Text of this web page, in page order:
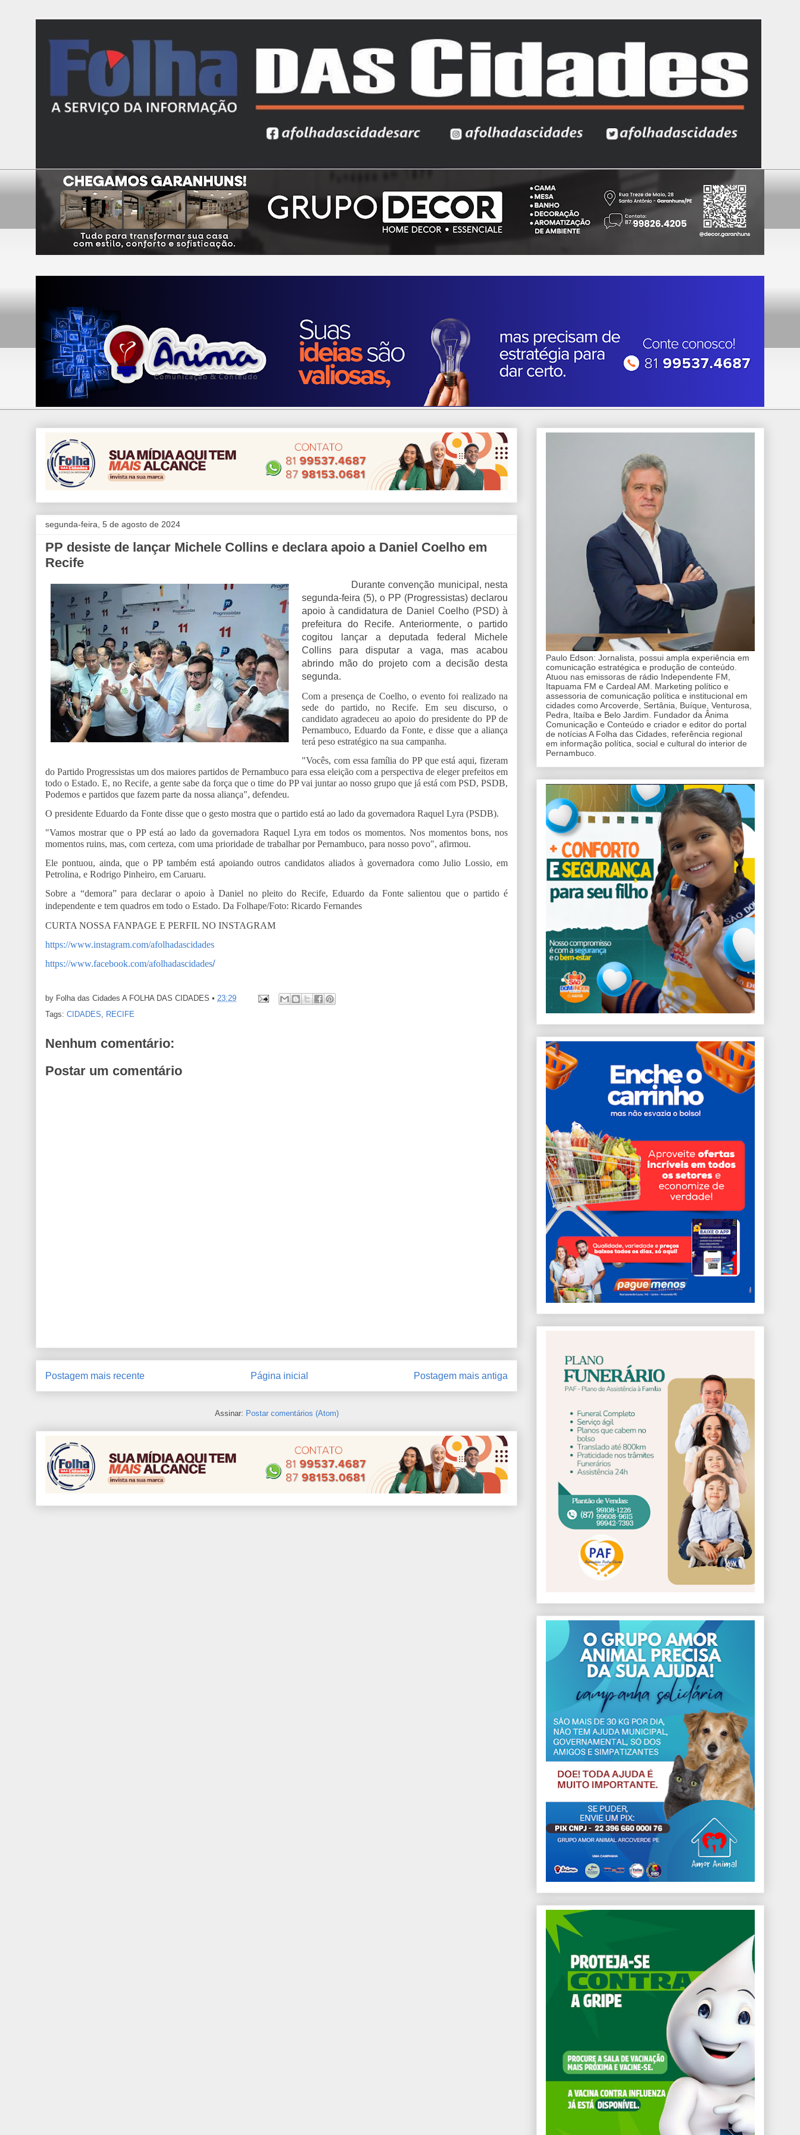
segunda-feira, 5 de agosto de 2024
PP desiste de lançar Michele Collins e declara apoio a Daniel Coelho em
Recife
Durante convenção municipal, nesta
segunda-feira (5), o PP (Progressistas) declarou
apoio à candidatura de Daniel Coelho (PSD) à
prefeitura do Recife. Anteriormente, o partido
cogitou lançar a deputada federal Michele
Collins para disputar a vaga, mas acabou
abrindo mão do projeto com a decisão desta
segunda.
Com a presença de Coelho, o evento foi realizado na
sede do partido, no Recife. Em seu discurso, o
candidato agradeceu ao apoio do presidente do PP de
Pernambuco, Eduardo da Fonte, e disse que a aliança
terá peso estratégico na sua campanha.
"Vocês, com essa família do PP que está aqui, fizeram
do Partido Progressistas um dos maiores partidos de Pernambuco para essa eleição com a perspectiva de eleger prefeitos em
todo o Estado. E, no Recife, a gente sabe da força que o time do PP vai juntar ao nosso grupo que já está com PSD, PSDB,
Podemos e partidos que fazem parte da nossa aliança", defendeu.
O presidente Eduardo da Fonte disse que o gesto mostra que o partido está ao lado da governadora Raquel Lyra (PSDB).
"Vamos mostrar que o PP está ao lado da governadora Raquel Lyra em todos os momentos. Nos momentos bons, nos
momentos ruins, mas, com certeza, com uma prioridade de trabalhar por Pernambuco, para nosso povo", afirmou.
Ele pontuou, ainda, que o PP também está apoiando outros candidatos aliados à governadora como Julio Lossio, em
Petrolina, e Rodrigo Pinheiro, em Caruaru.
Sobre a “demora” para declarar o apoio à Daniel no pleito do Recife, Eduardo da Fonte salientou que o partido é
independente e tem quadros em todo o Estado. Da Folhape/Foto: Ricardo Fernandes
CURTA NOSSA FANPAGE E PERFIL NO INSTAGRAM
https://www.instagram.com/afolhadascidades
https://www.facebook.com/afolhadascidades/
by Folha das Cidades A FOLHA DAS CIDADES • 23:29
Tags: CIDADES, RECIFE
Nenhum comentário:
Postar um comentário
Postagem mais recente Postagem mais antiga
Página inicial
Assinar: Postar comentários (Atom)
Paulo Edson: Jornalista, possui ampla experiência em
comunicação estratégica e produção de conteúdo.
Atuou nas emissoras de rádio Independente FM,
Itapuama FM e Cardeal AM. Marketing político e
assessoria de comunicação política e institucional em
cidades como Arcoverde, Sertânia, Buíque, Venturosa,
Pedra, Itaíba e Belo Jardim. Fundador da Ânima
Comunicação e Conteúdo e criador e editor do portal
de notícias A Folha das Cidades, referência regional
em informação política, social e cultural do interior de
Pernambuco.